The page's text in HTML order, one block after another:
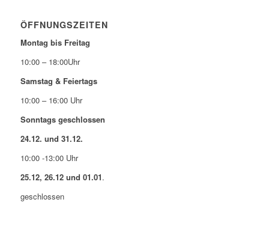
ÖFFNUNGSZEITEN
Montag bis Freitag
10:00 – 18:00Uhr
Samstag & Feiertags
10:00 – 16:00 Uhr
Sonntags geschlossen
24.12. und 31.12.
10:00 -13:00 Uhr
25.12, 26.12 und 01.01.
geschlossen